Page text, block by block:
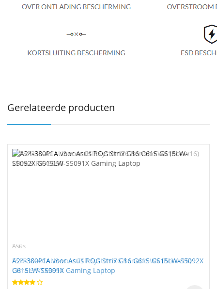
Gerelateerde producten
FSP
FSP330-ACAU3 voor FSP System76 Bonobo WS (bonw16)
Ultra 9 RTX5090
Asus
A24-380P1A voor Asus ROG Strix G16 G615 G615LW-S5092X
G615LW-S5091X Gaming Laptop